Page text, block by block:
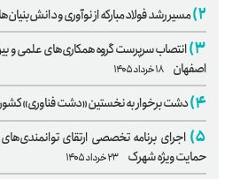
مسیر رشد فولاد مبارکه از نوآوری و دانش‌بنیان‌ها
انتصاب سرپرست گروه همکاری‌های علمی و
اصفهان ۱۸ خرداد ۱۴۰۵
دشت برخوار به نخستین «دشت فناوری» کشور
اجرای برنامه تخصصی ارتقای توانمندی‌های
حمایت ویژه شهرک ۲۳ خرداد ۱۴۰۵